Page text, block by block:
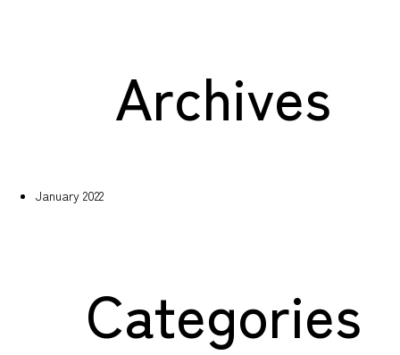
Archives
January 2022
Categories